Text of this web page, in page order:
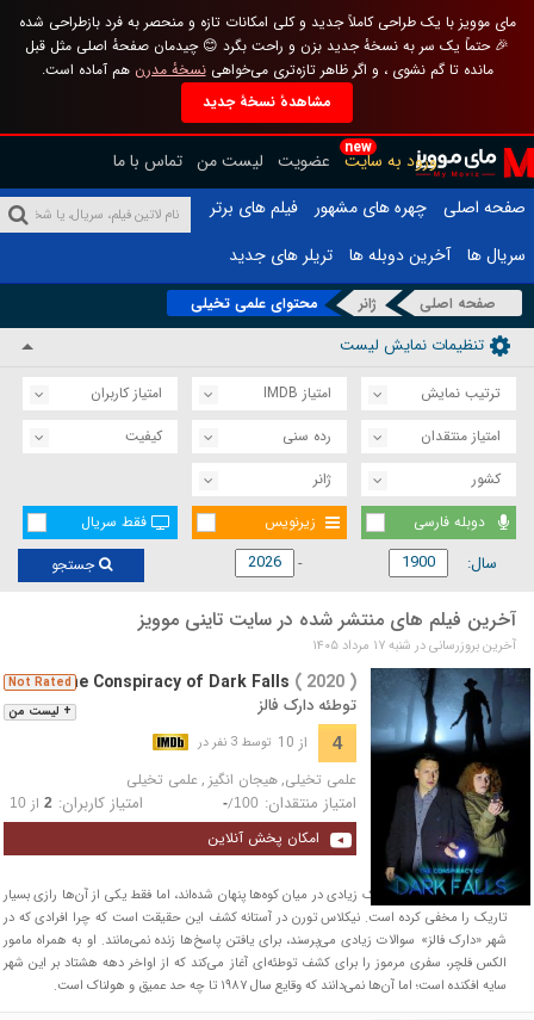
مای موویز با یک طراحی کاملاً جدید و کلی امکانات تازه و منحصر به فرد بازطراحی شده
🎉 حتماً یک سر به نسخهٔ جدید بزن و راحت بگرد 😊 چیدمان صفحهٔ اصلی مثل قبل
مانده تا گم نشوی ، و اگر ظاهر تازه‌تری می‌خواهینسخهٔ مدرن هم آماده است.
مشاهدهٔ نسخهٔ جدید
new
ورود به سایت عضویت لیست من تماس با ما
صفحه اصلی
چهره های مشهور
فیلم های برتر
سریال ها
آخرین دوبله ها تریلر های جدید
صفحه اصلی ژانر محتوای علمی تخیلی
تنظیمات نمایش لیست
ترتیب نمایش امتیاز IMDB
امتیاز کاربران
امتیاز منتقدان
رده سنی
کیفیت
کشور
ژانر
دوبله فارسی
زیرنویس فقط سریال
سال: جستجو
آخرین فیلم های منتشر شده در سایت تاینی موویز
آخرین بروزرسانی در شنبه ۱۷ مرداد ۱۴۰۵
+ لیست من
Not RatedThe Conspiracy of Dark Falls ( 2020 )
توطئه دارک فالز
4 از 10 توسط 3 نفر در
علمی تخیلی,هیجان انگیز ,علمی تخیلی
امتیاز منتقدان: -/100 امتیاز کاربران: 2 از 10
امکان پخش آنلاین
دهکده‌ها و شهرهای کوچک زیادی در میان کوه‌ها پنهان شده‌اند، اما فقط یکی از آن‌ها رازی بسیار
تاریک را مخفی کرده است. نیکلاس تورن در آستانه کشف این حقیقت است که چرا افرادی که در
شهر «دارک فالز» سوالات زیادی می‌پرسند، برای یافتن پاسخ‌ها زنده نمی‌مانند. او به همراه مامور
الکس فلچر، سفری مرموز را برای کشف توطئه‌ای آغاز می‌کند که از اواخر دهه هشتاد بر این شهر
سایه افکنده است؛ اما آن‌ها نمی‌دانند که وقایع سال ۱۹۸۷ تا چه حد عمیق و هولناک است.